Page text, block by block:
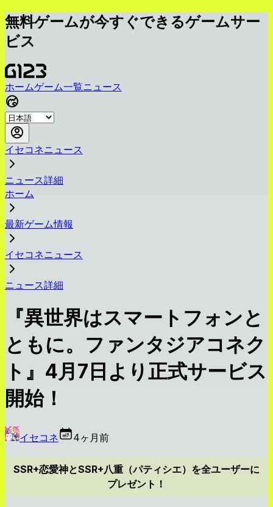
無料ゲームが今すぐできるゲームサー
ビス
ホームゲーム一覧ニュース
イセコネニュース
ニュース詳細
ホーム
最新ゲーム情報
イセコネニュース
ニュース詳細
『異世界はスマートフォンと
ともに。ファンタジアコネク
ト』4月7日より正式サービス
開始！
イセコネ 4ヶ月前
SSR+恋愛神とSSR+八重（パティシエ）を全ユーザーに
プレゼント！